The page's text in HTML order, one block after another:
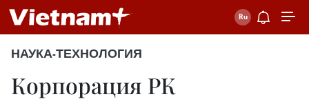
НАУКА-ТЕХНОЛОГИЯ
Корпорация РК